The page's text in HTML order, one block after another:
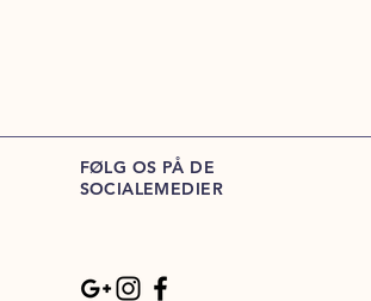
FØLG OS PÅ DE
SOCIALEMEDIER